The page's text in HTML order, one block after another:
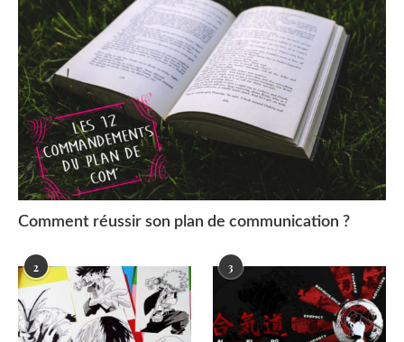
Comment réussir son plan de communication ?
2 3